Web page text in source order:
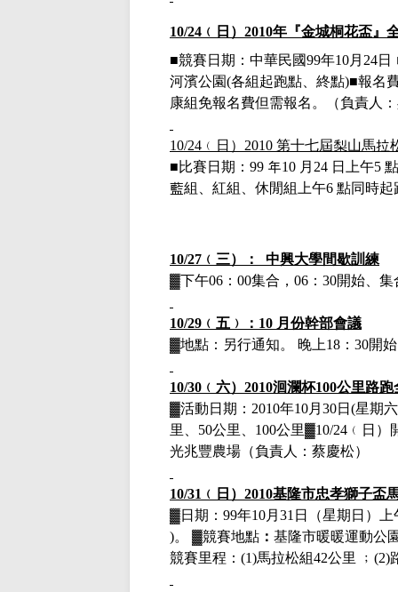
10/24 ﹙日） 2010年『金城桐花盃』
■競賽日期：中華民國99年10月 24日
河濱公園(各組起跑點、終點)■報名
康組免報名費但需報名。
（負責人
10/24 ﹙日） 2010 第十七屆梨山馬拉
■比賽日期： 99 年10 月 24 日上午5 點
藍組、紅組、休閒組上午6 點同時起
10/27 ﹙三）：
中興大學間歇訓練
▓下午06 ： 00集合， 06 ： 30開始、
10/29 ﹙五﹚： 10 月份幹部會議
▓地點：另行通知。 晚上18 ： 30開
10/30 ﹙六） 2010洄瀾杯100公里路跑
▓活動日期： 2010年10月 30日 (星期六
里、 50公里、 100公里▓10/24 ﹙日）
光兆豐農場（負責人：蔡慶松）
10/31 ﹙日） 2010基隆市忠孝獅子盃
▓日期： 99年10月 31 日（星期日）上
)。 ▓競賽地點 ： 基隆市暖暖運動公
競賽里程： (1)馬拉松組42公里 ﹔ (2)